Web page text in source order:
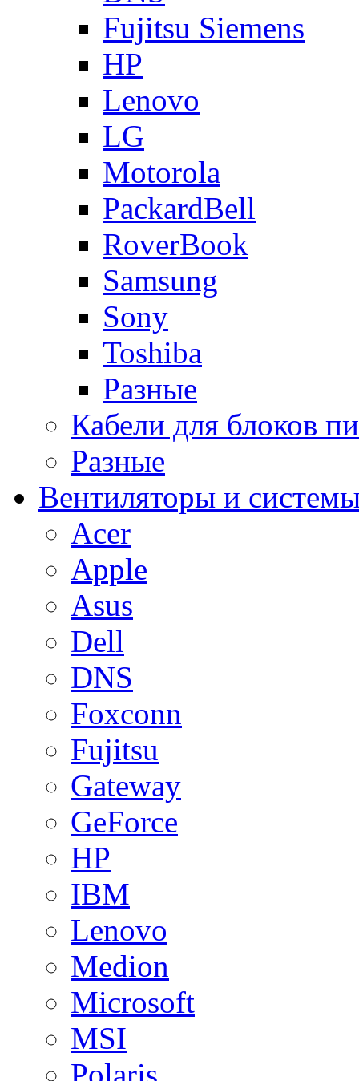
Fujitsu Siemens
HP
Lenovo
LG
Motorola
PackardBell
RoverBook
Samsung
Sony
Toshiba
Разные
Кабели для блоков
Разные
Вентиляторы и
Acer
Apple
Asus
Dell
DNS
Foxconn
Fujitsu
Gateway
GeForce
HP
IBM
Lenovo
Medion
Microsoft
MSI
Polaris